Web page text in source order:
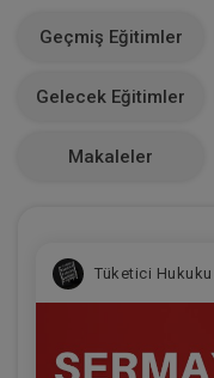
0
Geçmiş Eğitimler
Gelecek Eğitimler
Makaleler
Tüketici